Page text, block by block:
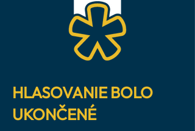
HLASOVANIE BOLO
UKONČENÉ